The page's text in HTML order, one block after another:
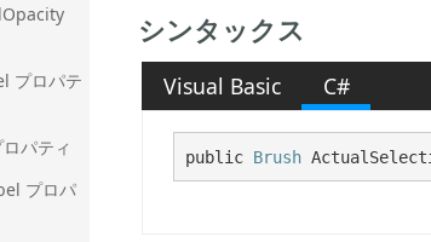
プロパテ
パティ
プロパ
シンタックス
Visual Basic C#
public Brush